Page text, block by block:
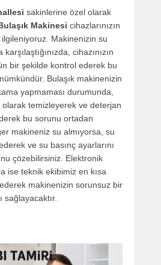
sakinlerine özel olarak
Makinesi cihazlarınızın
Makinenizin su
cihazınızın
bir şekilde kontrol ederek bu
Bulaşık makinenizin
yapmaması durumunda,
temizleyerek ve deterjan
bu sorunu ortadan
makineniz su almıyorsa, su
ve su basınç ayarlarını
çözebilirsiniz. Elektronik
ise teknik ekibimiz en kısa
makinenizin sorunsuz bir
sağlayacaktır.